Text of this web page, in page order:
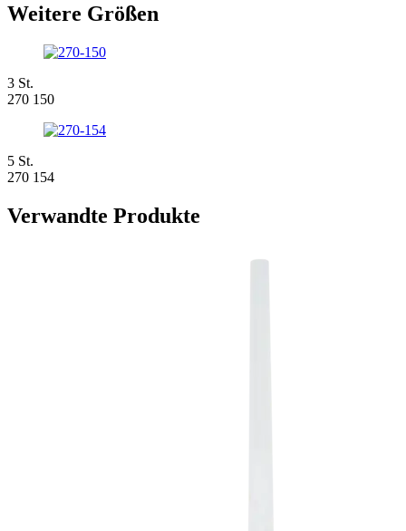
Weitere Größen
3 St.
270 150
5 St.
270 154
Verwandte Produkte